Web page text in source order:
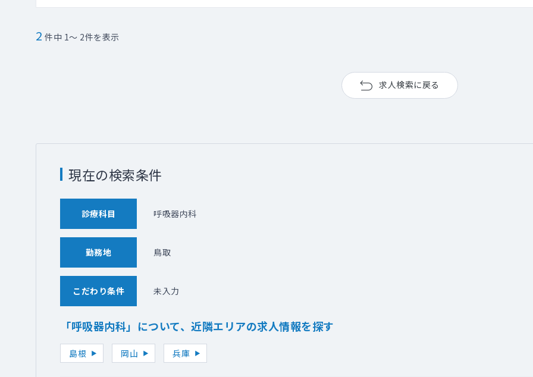
2 件中 1～ 2件を表示
求人検索に戻る
現在の検索条件
診療科目 呼吸器内科
勤務地 鳥取
こだわり条件 未入力
「呼吸器内科」について、近隣エリアの求人情報を探す
島根 岡山 兵庫